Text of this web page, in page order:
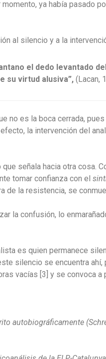
ya había pasado
al silencio y a la
el dedo levantado
su virtud alusiva”, (Lacan,
no es la boca cerrada,
la intervención del
señala hacia otra cosa.
tomar confianza con el
de la resistencia, se
la confusión, lo
es quien permanece
silencio se encuentra
vacías [3] y se convoca a
autobiográficamente